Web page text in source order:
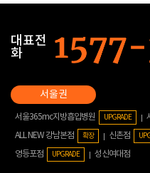
대표전
화
서울365mc지방흡입병원 UPGRADE
ALL NEW 강남본점 확장 신촌점
영등포점
UPGRADE 성신여대점